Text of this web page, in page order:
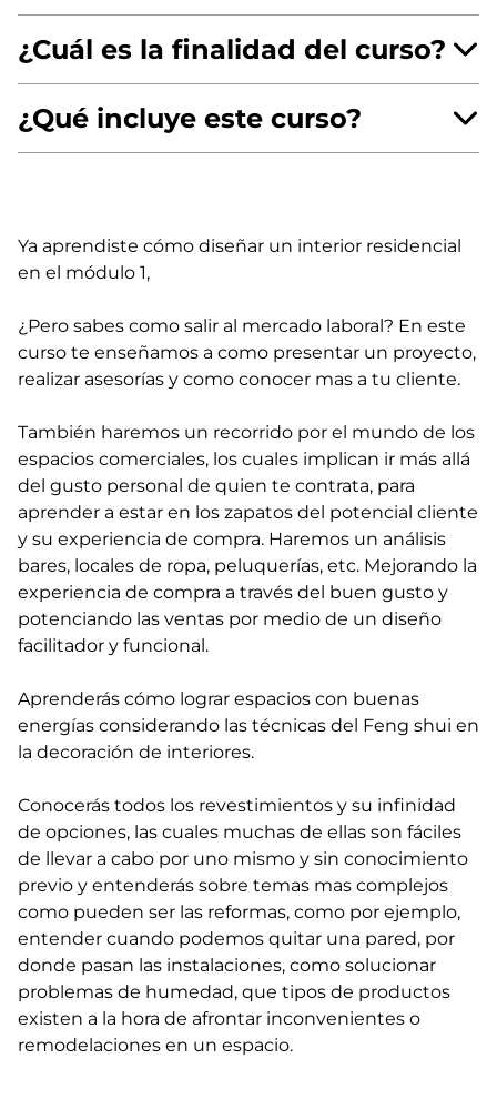
¿Cuál es la finalidad del curso?
¿Qué incluye este curso?
Ya aprendiste cómo diseñar un interior residencial
en el módulo 1,
¿Pero sabes como salir al mercado laboral? En este
curso te enseñamos a como presentar un proyecto,
realizar asesorías y como conocer mas a tu cliente.
También haremos un recorrido por el mundo de los
espacios comerciales, los cuales implican ir más allá
del gusto personal de quien te contrata, para
aprender a estar en los zapatos del potencial cliente
y su experiencia de compra. Haremos un análisis
bares, locales de ropa, peluquerías, etc. Mejorando la
experiencia de compra a través del buen gusto y
potenciando las ventas por medio de un diseño
facilitador y funcional.
Aprenderás cómo lograr espacios con buenas
energías considerando las técnicas del Feng shui en
la decoración de interiores.
Conocerás todos los revestimientos y su infinidad
de opciones, las cuales muchas de ellas son fáciles
de llevar a cabo por uno mismo y sin conocimiento
previo y entenderás sobre temas mas complejos
como pueden ser las reformas, como por ejemplo,
entender cuando podemos quitar una pared, por
donde pasan las instalaciones, como solucionar
problemas de humedad, que tipos de productos
existen a la hora de afrontar inconvenientes o
remodelaciones en un espacio.